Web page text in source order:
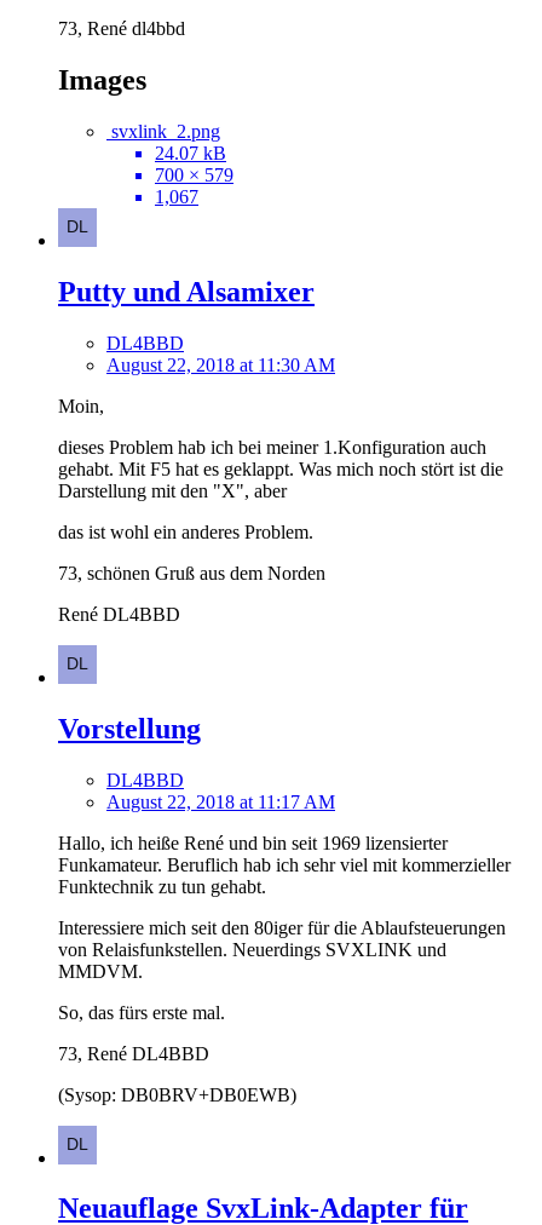
73, René dl4bbd
Images
svxlink_2.png
24.07 kB
700 × 579
1,067
Putty und Alsamixer
DL4BBD
August 22, 2018 at 11:30 AM
Moin,
dieses Problem hab ich bei meiner 1.Konfiguration auch
gehabt. Mit F5 hat es geklappt. Was mich noch stört ist die
Darstellung mit den "X", aber
das ist wohl ein anderes Problem.
73, schönen Gruß aus dem Norden
René DL4BBD
Vorstellung
DL4BBD
August 22, 2018 at 11:17 AM
Hallo, ich heiße René und bin seit 1969 lizensierter
Funkamateur. Beruflich hab ich sehr viel mit kommerzieller
Funktechnik zu tun gehabt.
Interessiere mich seit den 80iger für die Ablaufsteuerungen
von Relaisfunkstellen. Neuerdings SVXLINK und
MMDVM.
So, das fürs erste mal.
73, René DL4BBD
(Sysop: DB0BRV+DB0EWB)
Neuauflage SvxLink-Adapter für